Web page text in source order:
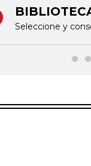
Seleccione y